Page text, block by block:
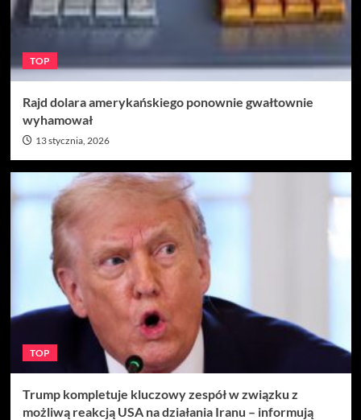
TOP
Rajd dolara amerykańskiego ponownie gwałtownie
wyhamował
13 stycznia, 2026
TOP
Trump kompletuje kluczowy zespół w związku z
możliwą reakcją USA na działania Iranu – informują